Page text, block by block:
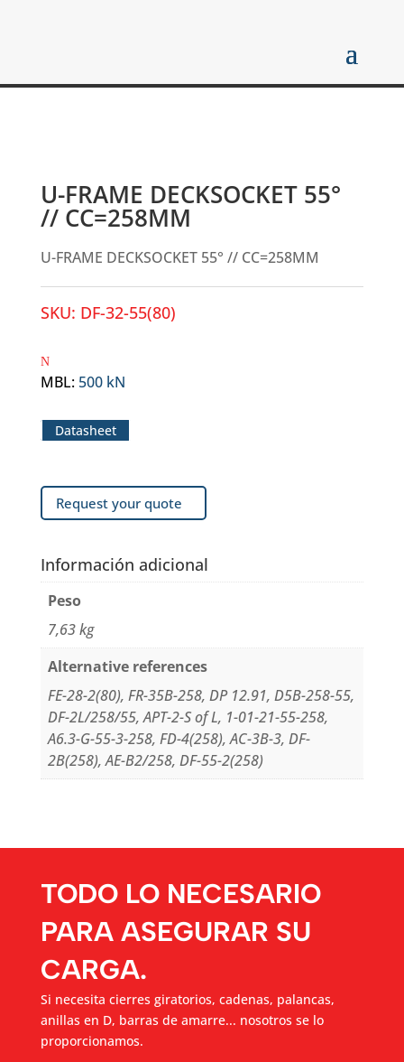
U-FRAME DECKSOCKET 55°
// CC=258MM
U-FRAME DECKSOCKET 55° // CC=258MM
SKU: DF-32-55(80)
MBL: 500 kN
Datasheet
Request your quote
Información adicional
Peso
7,63 kg
Alternative references
FE-28-2(80), FR-35B-258, DP 12.91, D5B-258-55,
DF-2L/258/55, APT-2-S of L, 1-01-21-55-258,
A6.3-G-55-3-258, FD-4(258), AC-3B-3, DF-
2B(258), AE-B2/258, DF-55-2(258)
TODO LO NECESARIO
PARA ASEGURAR SU
CARGA.
Si necesita cierres giratorios, cadenas, palancas,
anillas en D, barras de amarre... nosotros se lo
proporcionamos.